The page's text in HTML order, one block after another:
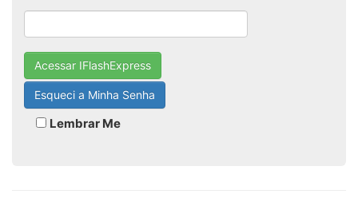
Esqueci a Minha Senha
Lembrar Me